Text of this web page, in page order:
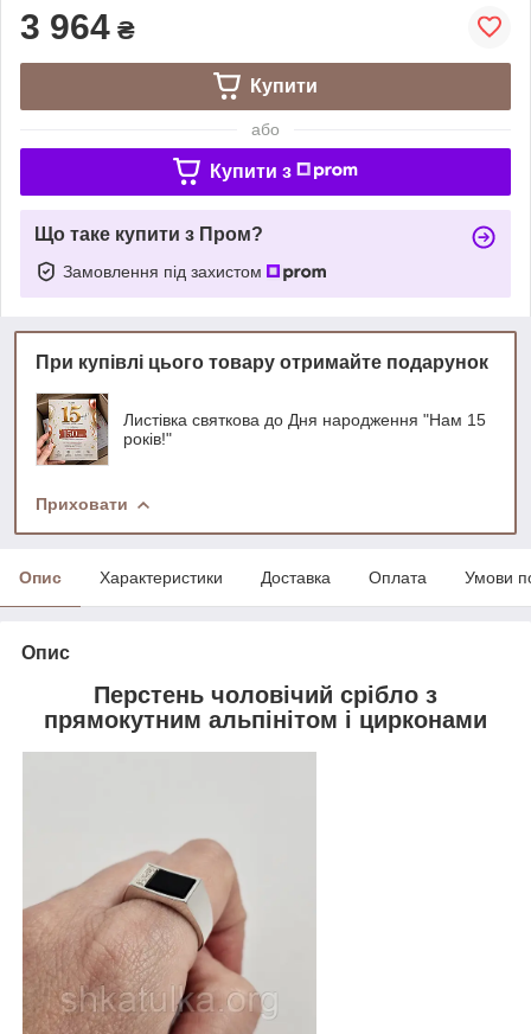
3 964 ₴
Купити
або
Купити з
Що таке купити з Пром?
Замовлення під захистом
При купівлі цього товару отримайте подарунок
Листівка святкова до Дня народження "Нам 15
років!"
Приховати
Опис Характеристики Доставка Оплата Умови
Опис
Перстень чоловічий срібло з
прямокутним альпінітом і цирконами